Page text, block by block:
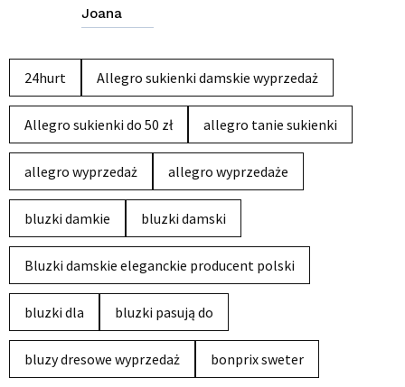
Joana
24hurt Allegro sukienki damskie wyprzedaż
Allegro sukienki do 50 zł allegro tanie sukienki
allegro wyprzedaż allegro wyprzedaże
bluzki damkie bluzki damski
Bluzki damskie eleganckie producent polski
bluzki dla bluzki pasują do
bluzy dresowe wyprzedaż bonprix sweter